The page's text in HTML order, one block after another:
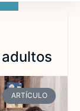
ARTÍCULO